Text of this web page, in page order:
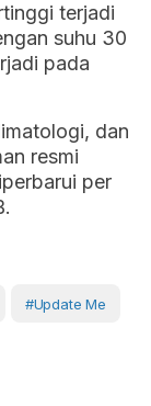
terjadi
suhu 30
pada
dan
resmi
per
#Update Me